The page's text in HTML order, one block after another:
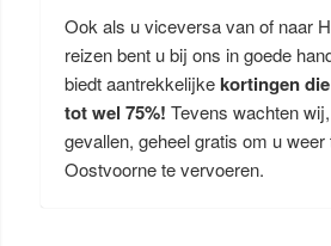
Ook als u viceversa van of naar
reizen bent u bij ons in goede
biedt aantrekkelijkekortingen
tot wel 75%! Tevens wachten
gevallen, geheel gratis om u weer
Oostvoorne te vervoeren.